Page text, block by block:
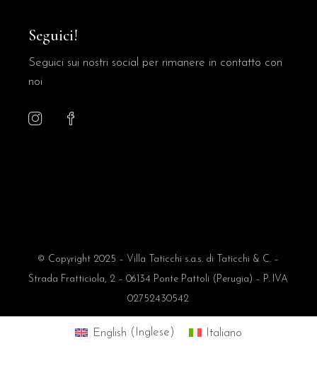
Seguici!
Seguici sui nostri social per rimanere in contatto con
noi
© Copyright 2025 – Villa Taticchi s.a.s. di Taticchi & C. –
Strada Fratticiola, 2 – 06134 Ponte Pattoli (Perugia) – P. IVA
02752430542
English ( Inglese) Italiano